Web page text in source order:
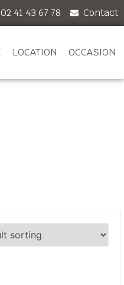
41 43 67 78 Contact
LOCATION OCCASION